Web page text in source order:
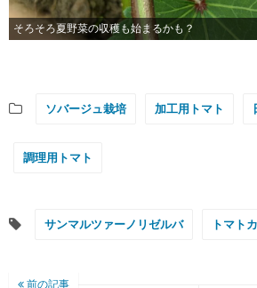
そろそろ夏野菜の収穫も始まるかも？
ソバージュ栽培 加工用トマト
調理用トマト
サンマルツァーノリゼルバ トマト
前の記事